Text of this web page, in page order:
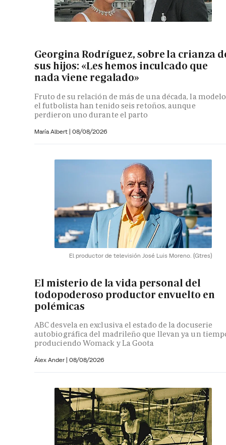
Georgina Rodríguez, sobre la crianza
sus hijos: «Les hemos inculcado que
nada viene regalado»
Fruto de su relación de más de una década, la
el futbolista han tenido seis retoños, aunque
perdieron uno durante el parto
María Albert | 08/08/2026
El productor de televisión José Luis Moreno. (Gtres)
El misterio de la vida personal del
todopoderoso productor envuelto en
polémicas
ABC desvela en exclusiva el estado de la docuserie
autobiográfica del madrileño que llevan ya un
produciendo Womack y La Goota
Álex Ander | 08/08/2026